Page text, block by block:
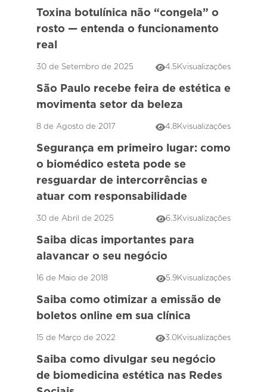
Toxina botulínica não “congela” o
rosto — entenda o funcionamento
real
30 de Setembro de 2025 4.5Kvisualizações
São Paulo recebe feira de estética e
movimenta setor da beleza
8 de Agosto de 2017 4.8Kvisualizações
Segurança em primeiro lugar: como
o biomédico esteta pode se
resguardar de intercorrências e
atuar com responsabilidade
30 de Abril de 2025 6.3Kvisualizações
Saiba dicas importantes para
alavancar o seu negócio
16 de Maio de 2018 5.9Kvisualizações
Saiba como otimizar a emissão de
boletos online em sua clínica
15 de Março de 2022 3.0Kvisualizações
Saiba como divulgar seu negócio
de biomedicina estética nas Redes